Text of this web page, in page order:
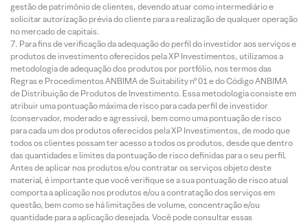
gestão de patrimônio de clientes, devendo atuar como intermediário e
solicitar autorização prévia do cliente para a realização de qualquer operação
no mercado de capitais.
Para fins de verificação da adequação do perfil do investidor aos serviços e
produtos de investimento oferecidos pela XP Investimentos, utilizamos a
metodologia de adequação dos produtos por portfólio, nos termos das
Regras e Procedimentos ANBIMA de Suitability nº 01 e do Código ANBIMA
de Distribuição de Produtos de Investimento. Essa metodologia consiste em
atribuir uma pontuação máxima de risco para cada perfil de investidor
(conservador, moderado e agressivo), bem como uma pontuação de risco
para cada um dos produtos oferecidos pela XP Investimentos, de modo que
todos os clientes possam ter acesso a todos os produtos, desde que dentro
das quantidades e limites da pontuação de risco definidas para o seu perfil.
Antes de aplicar nos produtos e/ou contratar os serviços objeto deste
material, é importante que você verifique se a sua pontuação de risco atual
comporta a aplicação nos produtos e/ou a contratação dos serviços em
questão, bem como se há limitações de volume, concentração e/ou
quantidade para a aplicação desejada. Você pode consultar essas